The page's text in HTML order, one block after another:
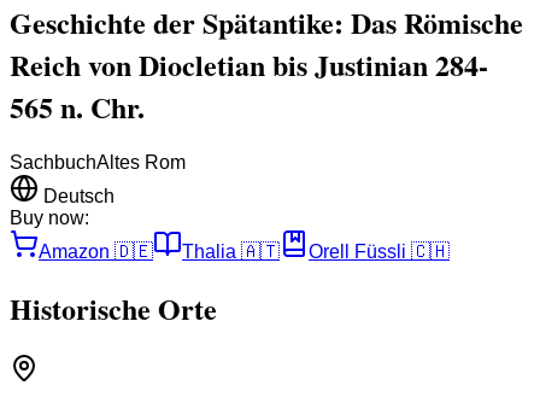
Geschichte der Spätantike: Das Römische
Reich von Diocletian bis Justinian 284-
565 n. Chr.
SachbuchAltes Rom
Deutsch
Buy now:
Amazon 🇩🇪 Thalia 🇦🇹 Orell Füssli 🇨🇭
Historische Orte